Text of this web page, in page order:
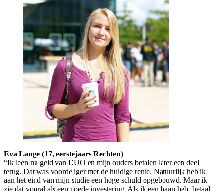
Eva Lange (17, eerstejaars Rechten)
“Ik leen nu geld van DUO en mijn ouders betalen later een deel
terug. Dat was voordeliger met de huidige rente. Natuurlijk heb ik
aan het eind van mijn studie een hoge schuld opgebouwd. Maar ik
zie dat vooral als een goede investering. Als ik een baan heb, betaal